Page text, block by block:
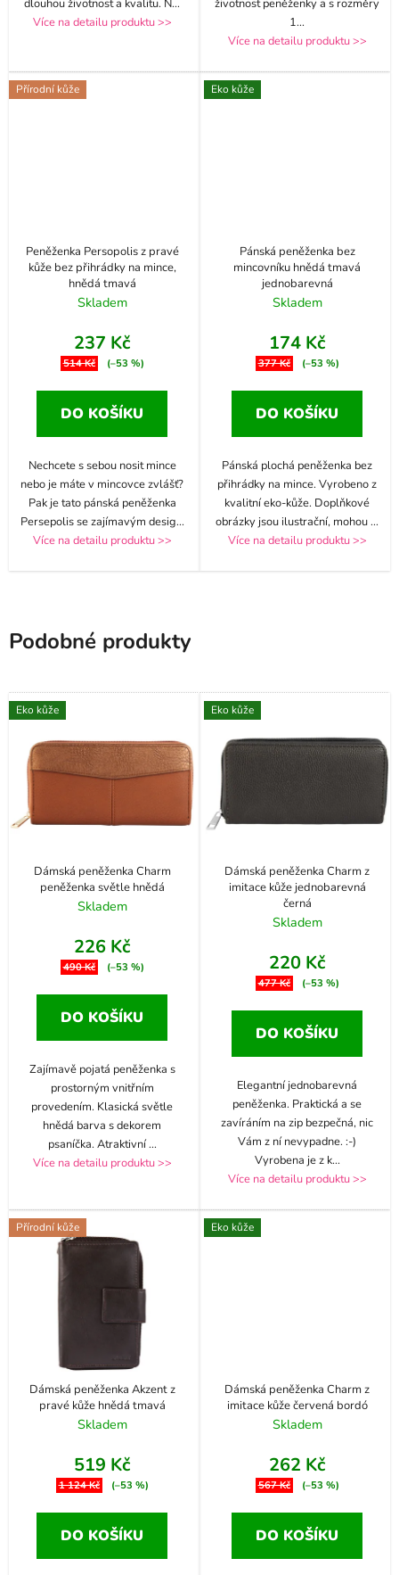
dlouhou životnost a kvalitu. N...
Více na detailu produktu >>
životnost peněženky a s rozměry
1...
Více na detailu produktu >>
Přírodní kůže
Peněženka Persopolis z pravé
kůže bez přihrádky na mince,
hnědá tmavá
Skladem
237 Kč
514 Kč (–53 %)
DO KOŠÍKU
Nechcete s sebou nosit mince
nebo je máte v mincovce zvlášť?
Pak je tato pánská peněženka
Persepolis se zajímavým desig...
Více na detailu produktu >>
Eko kůže
Pánská peněženka bez
mincovníku hnědá tmavá
jednobarevná
Skladem
174 Kč
377 Kč (–53 %)
DO KOŠÍKU
Pánská plochá peněženka bez
přihrádky na mince. Vyrobeno z
kvalitní eko-kůže. Doplňkové
obrázky jsou ilustrační, mohou...
Více na detailu produktu >>
Podobné produkty
Eko kůže
Dámská peněženka Charm
peněženka světle hnědá
Skladem
226 Kč
490 Kč (–53 %)
DO KOŠÍKU
Zajímavě pojatá peněženka s
prostorným vnitřním
provedením. Klasická světle
hnědá barva s dekorem
psaníčka. Atraktivní...
Více na detailu produktu >>
Eko kůže
Dámská peněženka Charm z
imitace kůže jednobarevná
černá
Skladem
220 Kč
477 Kč (–53 %)
DO KOŠÍKU
Elegantní jednobarevná
peněženka. Praktická a se
zavíráním na zip bezpečná, nic
Vám z ní nevypadne. :-)
Vyrobena je z k...
Více na detailu produktu >>
Přírodní kůže
Dámská peněženka Akzent z
pravé kůže hnědá tmavá
Skladem
519 Kč
1 124 Kč (–53 %)
DO KOŠÍKU
Eko kůže
Dámská peněženka Charm z
imitace kůže červená bordó
Skladem
262 Kč
567 Kč (–53 %)
DO KOŠÍKU